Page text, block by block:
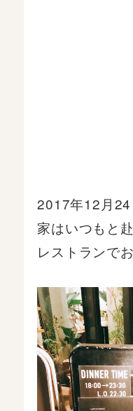
2017年12月
家はいつもと
レストランで